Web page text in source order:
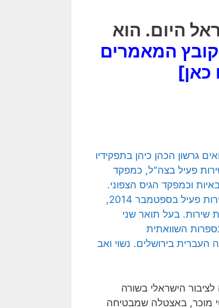
היום. הוא
המאמרים
כאן]
הישראלי בשורה
מוכר, באצטלה שמבטיחה